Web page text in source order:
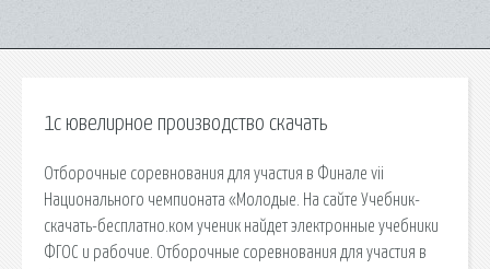
1с ювелирное производство скачать
Отборочные соревнования для участия в Финале vii
Национального чемпионата «Молодые. На сайте Учебник-
скачать-бесплатно.ком ученик найдет электронные учебники
ФГОС и рабочие. Отборочные соревнования для участия в